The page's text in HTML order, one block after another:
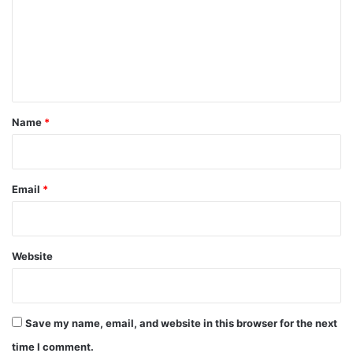
*
Name *
Email *
Website
Save my name, email, and website in this browser for the next
time I comment.